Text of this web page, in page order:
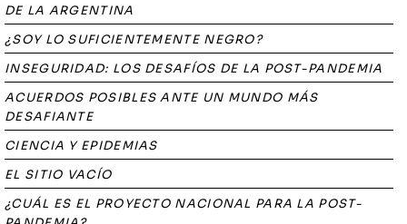
DE LA ARGENTINA
¿SOY LO SUFICIENTEMENTE NEGRO?
INSEGURIDAD: LOS DESAFÍOS DE LA POST-PANDEMIA
ACUERDOS POSIBLES ANTE UN MUNDO MÁS
DESAFIANTE
CIENCIA Y EPIDEMIAS
EL SITIO VACÍO
¿CUÁL ES EL PROYECTO NACIONAL PARA LA POST-